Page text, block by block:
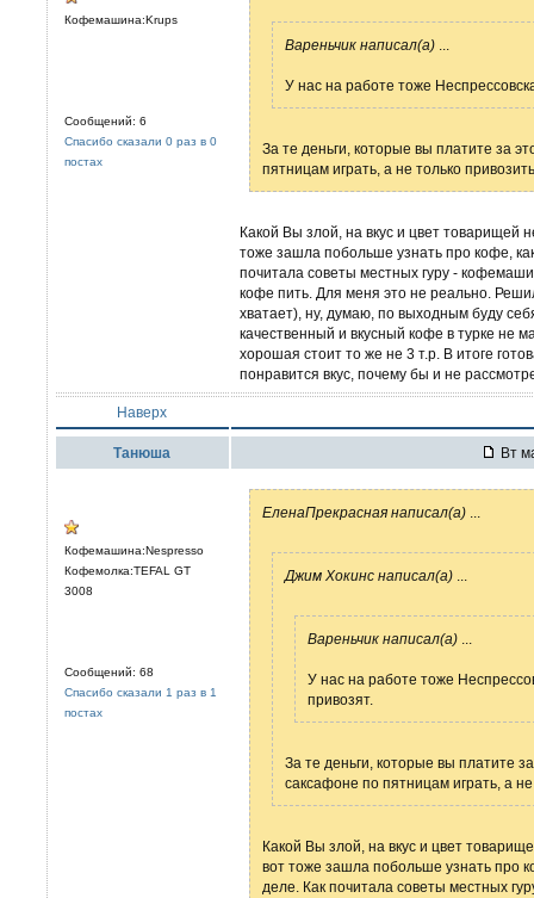
Кофемашина:Krups
Сообщений: 6
Спасибо сказали 0 раз в 0
постах
Вареньчик написал(а)
У нас на работе тоже
За те деньги, которые вы платите за
пятницам играть, а не только
Какой Вы злой, на вкус и цвет товарищей
тоже зашла побольше узнать про кофе,
почитала советы местных гуру -
кофе пить. Для меня это не реально.
хватает), ну, думаю, по выходным буду
качественный и вкусный кофе в турке не
хорошая стоит то же не 3 т.р. В итоге
понравится вкус, почему бы и не
Наверх
Танюша Вт
Кофемашина:Nespresso
Кофемолка:TEFAL GT
3008
Сообщений: 68
Спасибо сказали 1 раз в 1
постах
ЕленаПрекрасная написал(а)
Джим Хокинс написал(а)
Вареньчик написал(а)
У нас на работе тоже
привозят.
За те деньги, которые вы платите
саксафоне по пятницам играть, а
Какой Вы злой, на вкус и цвет
вот тоже зашла побольше узнать про
деле. Как почитала советы местных